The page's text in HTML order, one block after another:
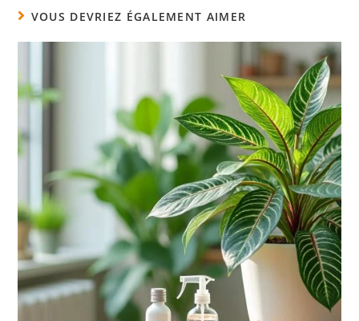
VOUS DEVRIEZ ÉGALEMENT AIMER